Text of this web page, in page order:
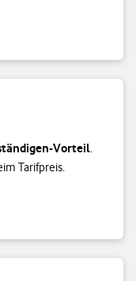
Vorteil.
Tarifpreis.